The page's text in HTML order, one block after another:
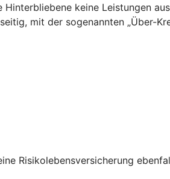
keine Leistungen
mit der sogenannten „Über-
Risikolebensversicherung